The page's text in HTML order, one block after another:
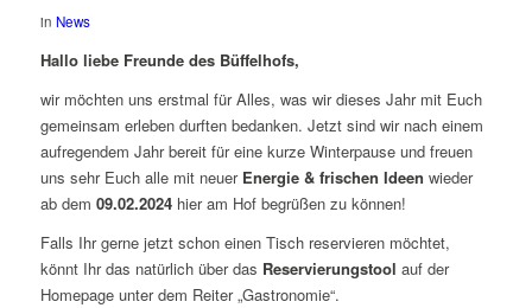
in News
Hallo liebe Freunde des Büffelhofs,
wir möchten uns erstmal für Alles, was wir dieses Jahr mit Euch
gemeinsam erleben durften bedanken. Jetzt sind wir nach einem
aufregendem Jahr bereit für eine kurze Winterpause und freuen
uns sehr Euch alle mit neuer Energie & frischen Ideen wieder
ab dem 09.02.2024hier am Hof begrüßen zu können!
Falls Ihr gerne jetzt schon einen Tisch reservieren möchtet,
könnt Ihr das natürlich über das Reservierungstool auf der
Homepage unter dem Reiter „Gastronomie“.